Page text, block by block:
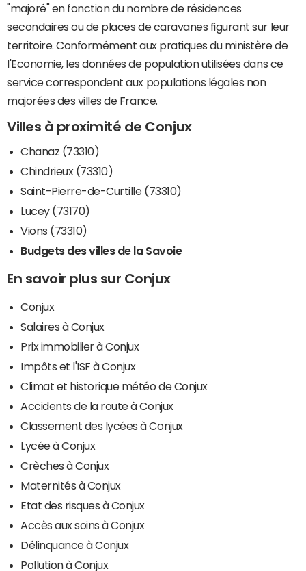
"majoré" en fonction du nombre de résidences
secondaires ou de places de caravanes figurant sur leur
territoire. Conformément aux pratiques du ministère de
l'Economie, les données de population utilisées dans ce
service correspondent aux populations légales non
majorées des villes de France.
Villes à proximité de Conjux
Chanaz (73310)
Chindrieux (73310)
Saint-Pierre-de-Curtille (73310)
Lucey (73170)
Vions (73310)
Budgets des villes de la Savoie
En savoir plus sur Conjux
Conjux
Salaires à Conjux
Prix immobilier à Conjux
Impôts et l'ISF à Conjux
Climat et historique météo de Conjux
Accidents de la route à Conjux
Classement des lycées à Conjux
Lycée à Conjux
Crèches à Conjux
Maternités à Conjux
Etat des risques à Conjux
Accès aux soins à Conjux
Délinquance à Conjux
Pollution à Conjux